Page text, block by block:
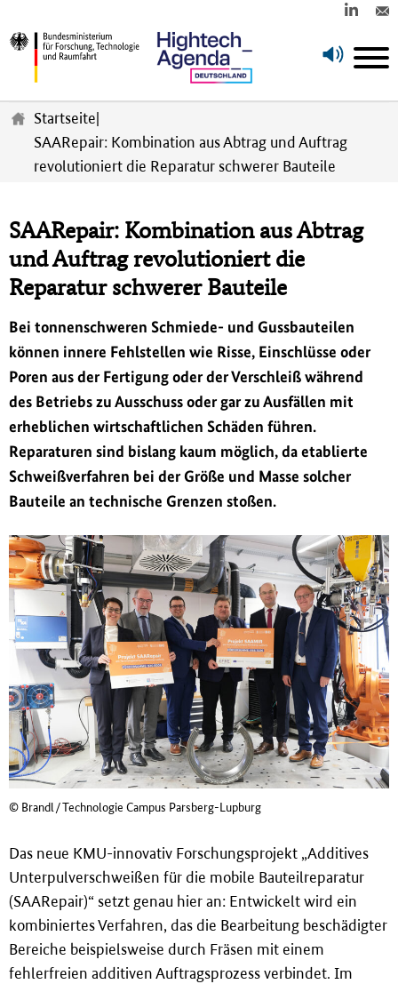
Startseite
SAARepair: Kombination aus Abtrag und Auftrag
revolutioniert die Reparatur schwerer Bauteile
SAARepair: Kombination aus Abtrag
und Auftrag revolutioniert die
Reparatur schwerer Bauteile
Bei tonnenschweren Schmiede- und Gussbauteilen
können innere Fehlstellen wie Risse, Einschlüsse oder
Poren aus der Fertigung oder der Verschleißwährend
des Betriebs zu Ausschuss oder gar zu Ausfällen mit
erheblichen wirtschaftlichen Schäden führen.
Reparaturen sind bislang kaum möglich, da etablierte
Schweißverfahren bei der Größe und Masse solcher
Bauteile an technische Grenzen stoßen.
© Brandl/Technologie Campus Parsberg-Lupburg
Das neue KMU-innovativ Forschungsprojekt „Additives
Unterpulverschweißen für die mobile Bauteilreparatur
(SAARepair)“ setzt genau hier an: Entwickelt wird ein
kombiniertes Verfahren, das die Bearbeitung beschädigter
Bereiche beispielsweise durch Fräsen mit einem
fehlerfreien additiven Auftragsprozess verbindet. Im